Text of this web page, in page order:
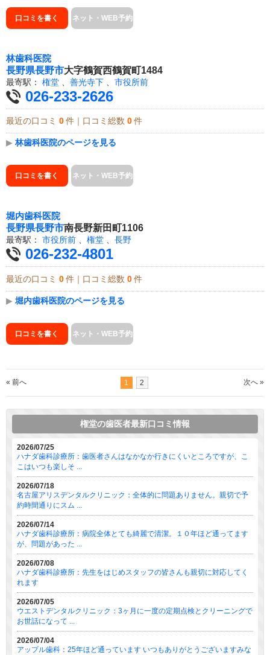
口コミを書く ネット・WEB予約
林歯科医院
長野県長野市大字鶴賀西鶴賀町1484
最寄駅： 権堂 善光寺下 市役所前
026-233-2626
最近の口コミ 0 件｜口コミ総数 0 件
▶ 林歯科医院のページを見る
口コミを書く ネット・WEB予約
堀内歯科医院
長野県長野市南長野新田町1106
最寄駅： 市役所前 、 権堂 、 長野
026-232-4801
最近の口コミ 0 件｜口コミ総数 0 件
▶ 堀内歯科医院のページを見る
口コミを書く ネット・WEB予約
« 前へ 1 2 次へ »
権堂の歯医者最新口コミ情報
2026/07/25
ハナダ歯科診療所：歯医者さんはなかなか行きにくいところですが、こ
こはいつも楽しそ ...
2026/07/18
名古屋アリスデンタルクリニック：全体的に問題ありません。親切で予
約時間通りにスム ...
2026/07/14
ハナダ歯科診療所：病院全体とても綺麗で清潔。１０年ほど通ってます
が、問題があった ...
2026/07/08
ハナダ歯科診療所：先生をはじめスタッフの皆さんも親切に対応してく
れます
2026/07/05
ウエストデンタルクリニック：3ヶ月に一度の定期点検とクリーニングで
お世話になって ...
2026/07/04
アップル歯科：25年ほど通っています いつもありがとうございますみな